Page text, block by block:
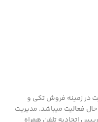
سابقه فعالیت در زمینه فروش تکی و
فعالیت میباشد. مدیریت